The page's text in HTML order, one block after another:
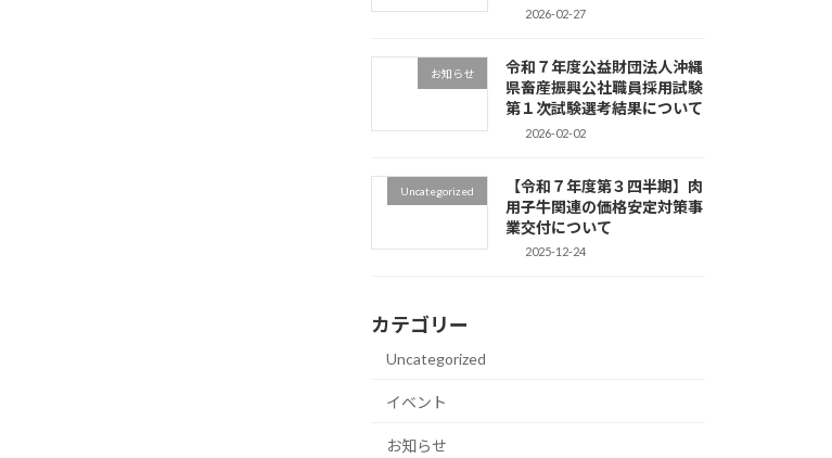
2026-02-27
お知らせ
令和７年度公益財団法人沖縄
県畜産振興公社職員採用試験
第１次試験選考結果について
2026-02-02
Uncategorized
【令和７年度第３四半期】肉
用子牛関連の価格安定対策事
業交付について
2025-12-24
カテゴリー
Uncategorized
イベント
お知らせ